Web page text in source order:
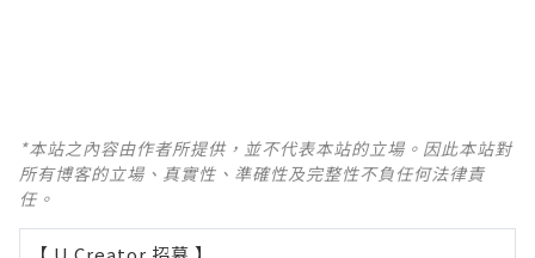
*本站之內容由作者所提供，並不代表本站的立場。因此本站對
所有博客的立場、真實性、準確性及完整性不負任何法律責
任。